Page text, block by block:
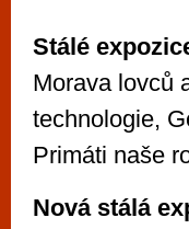
Stálé
Morava lovců
technologie,
Primáti naše
Nová stálá